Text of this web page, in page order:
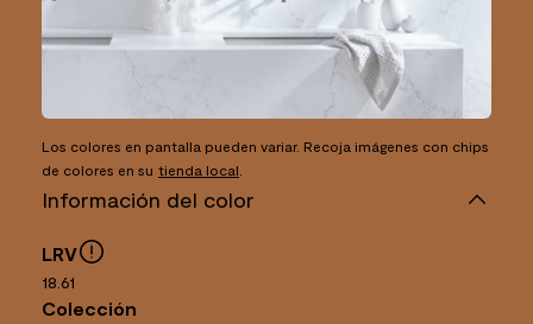
Los colores en pantalla pueden variar. Recoja imágenes con chips
de colores en su tienda local
Información del color
LRV
18.61
Colección